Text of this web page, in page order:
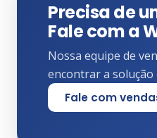
Precisa de
Fale com a
Nossa equipe de
encontrar a solução
Fale com